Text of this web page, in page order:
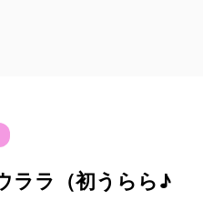
ララ（初うらら♪